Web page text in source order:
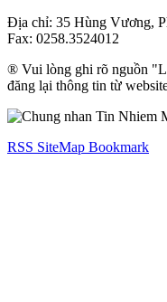
Địa chỉ: 35 Hùng Vương,
Fax: 0258.3524012
® Vui lòng ghi rõ nguồn
đăng lại thông tin từ
RSS SiteMap Bookmark